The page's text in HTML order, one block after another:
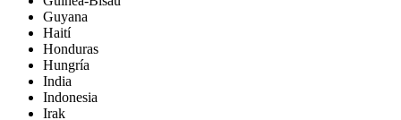
Guyana
Haití
Honduras
Hungría
India
Indonesia
Irak